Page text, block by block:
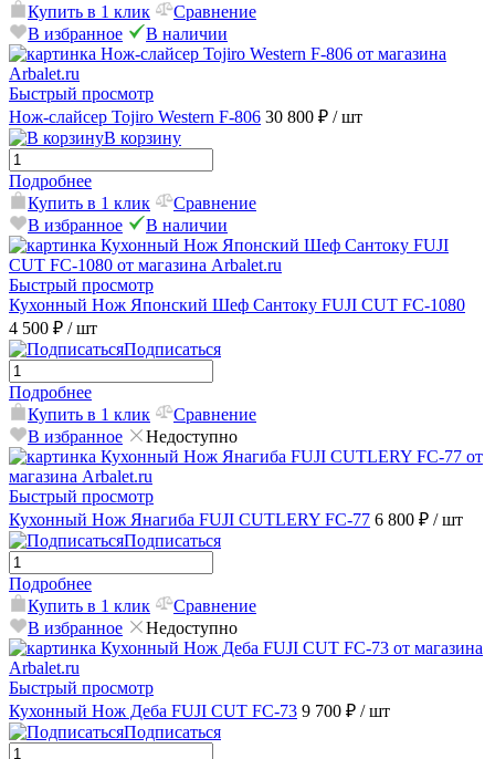
Купить в 1 клик
Сравнение
В избранное
В наличии
Быстрый просмотр
Нож-слайсер Tojiro Western F-806 30 800 ₽ / шт
В корзину
Подробнее
Купить в 1 клик
Сравнение
В избранное
В наличии
Быстрый просмотр
Кухонный Нож Японский Шеф Сантоку FUJI CUT FC-1080
4 500 ₽ / шт
Подписаться
Подробнее
Купить в 1 клик
Сравнение
В избранное
Недоступно
Быстрый просмотр
Кухонный Нож Янагиба FUJI CUTLERY FC-77 6 800 ₽ / шт
Подписаться
Подробнее
Купить в 1 клик
Сравнение
В избранное
Недоступно
Быстрый просмотр
Кухонный Нож Деба FUJI CUT FC-73 9 700 ₽ / шт
Подписаться